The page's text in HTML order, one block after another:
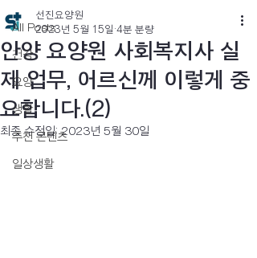
All Posts
건강
요양
생활
추천 콘텐츠
일상생활
안양 요양원 사회복지사 실
제 업무, 어르신께 이렇게 중
요합니다.(2)
선진요양원
2023년 5월 15일 4분 분량
최종 수정일:2023년 5월 30일